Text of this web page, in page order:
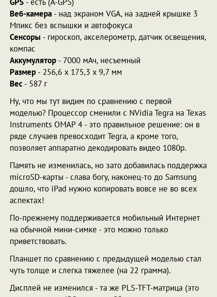
Веб-камера - над экраном VGA, на задней крышке 3
Мпикс без вспышки и автофокуса
Сенсоры - гироскоп, акселерометр, датчик освещения,
компас
Аккумулятор - 7000 мАч, несъемный
Размер - 256,6 x 175,3 x 9,7 мм
Вес - 587 г
Ну, что мы тут видим по сравнению с первой
моделью? Процессор сменили с NVidia Tegra на Texas
Instruments OMAP 4 - это правильное решение: он в
ряде случаев превосходит Tegra, а кроме того,
позволяет аппаратно декодировать видео 1080p.
Память не изменилась, но зато добавилась поддержка
microSD-карты - слава богу, наконец-то до Samsung
дошло, что iPad нужно копировать вовсе не во всех
аспектах!
По-прежнему поддерживается мобильный Интернет
на обычной мини-симке - это можно только
приветствовать.
Планшет по сравнению с предыдущей моделью стал
чуть толще и слегка тяжелее (на 22 грамма).
Дисплей не изменился - та же PLS-TFT-матрица (это